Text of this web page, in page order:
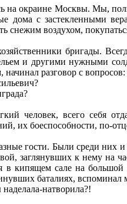
на окраине Москвы. Мы,
дома с застекленными
снежим воздухом,
бригады.
и другими нужными
разговор с вопросов:
человек, всего себя
их боеспособности, по-
гости. Были среди них
заглянувших к нему на
в кипящем сале на
баталиях,
натворила?!